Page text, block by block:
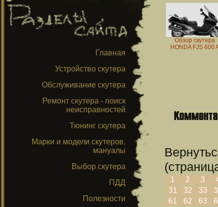
Главная
Устройство скутера
Обслуживание скутера
Ремонт скутера - поиск
неисправностей
Тюнинг скутера
Марки и модели скутеров,
мануалы
Выбор скутера
ПДД
Полезности
Обзор скутера
HONDA FJS 600
1 2 3
31
32 33
61
62 63